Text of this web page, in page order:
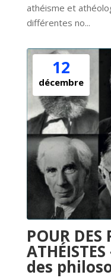
athéisme et
différentes no...
12
décembre
POUR DES
des